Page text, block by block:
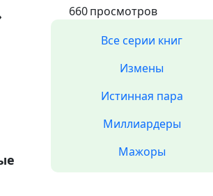
660просмотров
Все серии книг
Измены
Истинная пара
Миллиардеры
Мажоры